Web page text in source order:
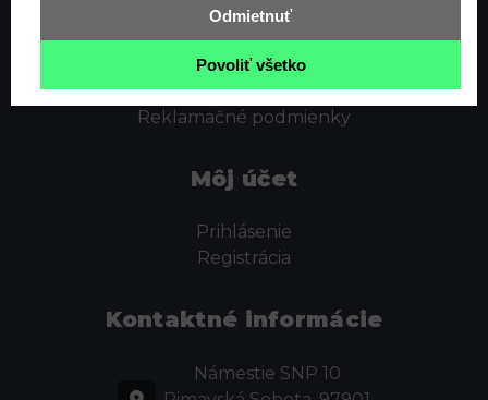
Odstúpenie od zmluvy
Cookies
Obchodné podmienky
Kontakt
Reklamačné podmienky
Môj účet
Prihlásenie
Registrácia
Kontaktné informácie
Námestie SNP 10
Odmietnuť
Povoliť všetko